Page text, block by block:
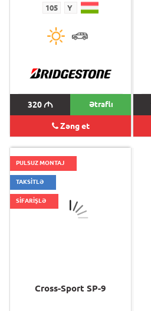
105 Y
320M Ətraflı
Zəng et
PULSUZ MONTAJ
TAKSİTLƏ
SİFARİŞLƏ
Cross-Sport SP-9